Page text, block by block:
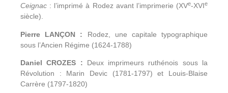
Ceignac : l’imprimé à Rodez avant l’imprimerie (XVe-XVIe
siècle).
Pierre LANÇON : Rodez, une capitale typographique
sous l’Ancien Régime (1624-1788)
Daniel CROZES : Deux imprimeurs ruthénois sous la
Révolution : Marin Devic (1781-1797) et Louis-Blaise
Carrère (1797-1820)